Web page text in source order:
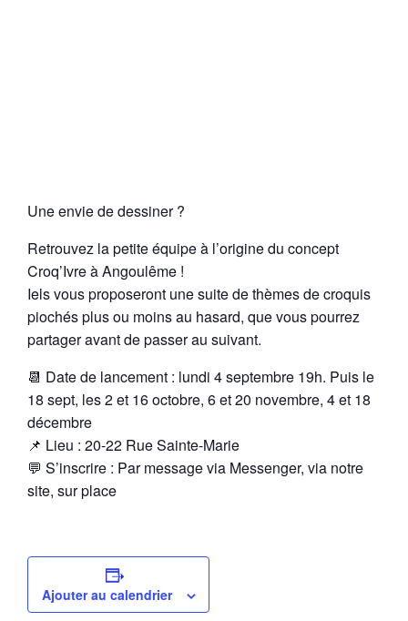
Une envie de dessiner ?
Retrouvez la petite équipe à l’origine du concept
Croq’Ivre à Angoulême !
Iels vous proposeront une suite de thèmes de croquis
piochés plus ou moins au hasard, que vous pourrez
partager avant de passer au suivant.
📆 Date de lancement : lundi 4 septembre 19h. Puis le
18 sept, les 2 et 16 octobre, 6 et 20 novembre, 4 et 18
décembre
📌 Lieu : 20-22 Rue Sainte-Marie
💬 S’inscrire : Par message via Messenger, via notre
site, sur place
Ajouter au calendrier